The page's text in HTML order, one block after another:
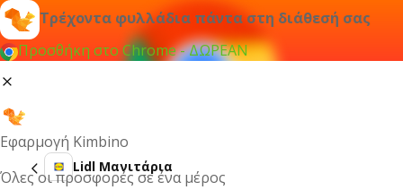
Τρέχοντα φυλλάδια πάντα στη διάθεσή σας
Προσθήκη στο Chrome - ΔΩΡΕΑΝ
Εφαρμογή Kimbino
Όλες οι προσφορές σε ένα μέρος
Lidl Μανιτάρια